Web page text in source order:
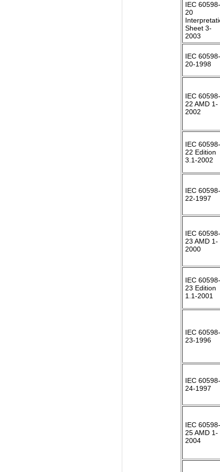
IEC
20
Sheet 3-
2003
IEC
20-1998
IEC
22 AMD 1-
2002
IEC
22 Edition
3.1-2002
IEC
22-1997
IEC
23 AMD 1-
2000
IEC
23 Edition
1.1-2001
IEC
23-1996
IEC
24-1997
IEC
25 AMD 1-
2004